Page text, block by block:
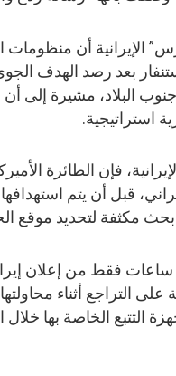
الإيرانية أن منظومات
بعد رصد الهدف
جنوب البلاد، مشيرة
استراتيجية.
فإن الطائرة
قبل أن يتم
مكثفة لتحديد موقع
ساعات فقط من إعلان
على التراجع أثناء
التتبع الخاصة بها خلال